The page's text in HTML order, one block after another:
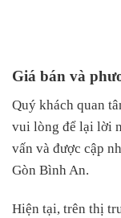
Giá bán và
Quý khách quan
vui lòng để lại lời
vấn và được cập
Gòn Bình An.
Hiện tại, trên thị